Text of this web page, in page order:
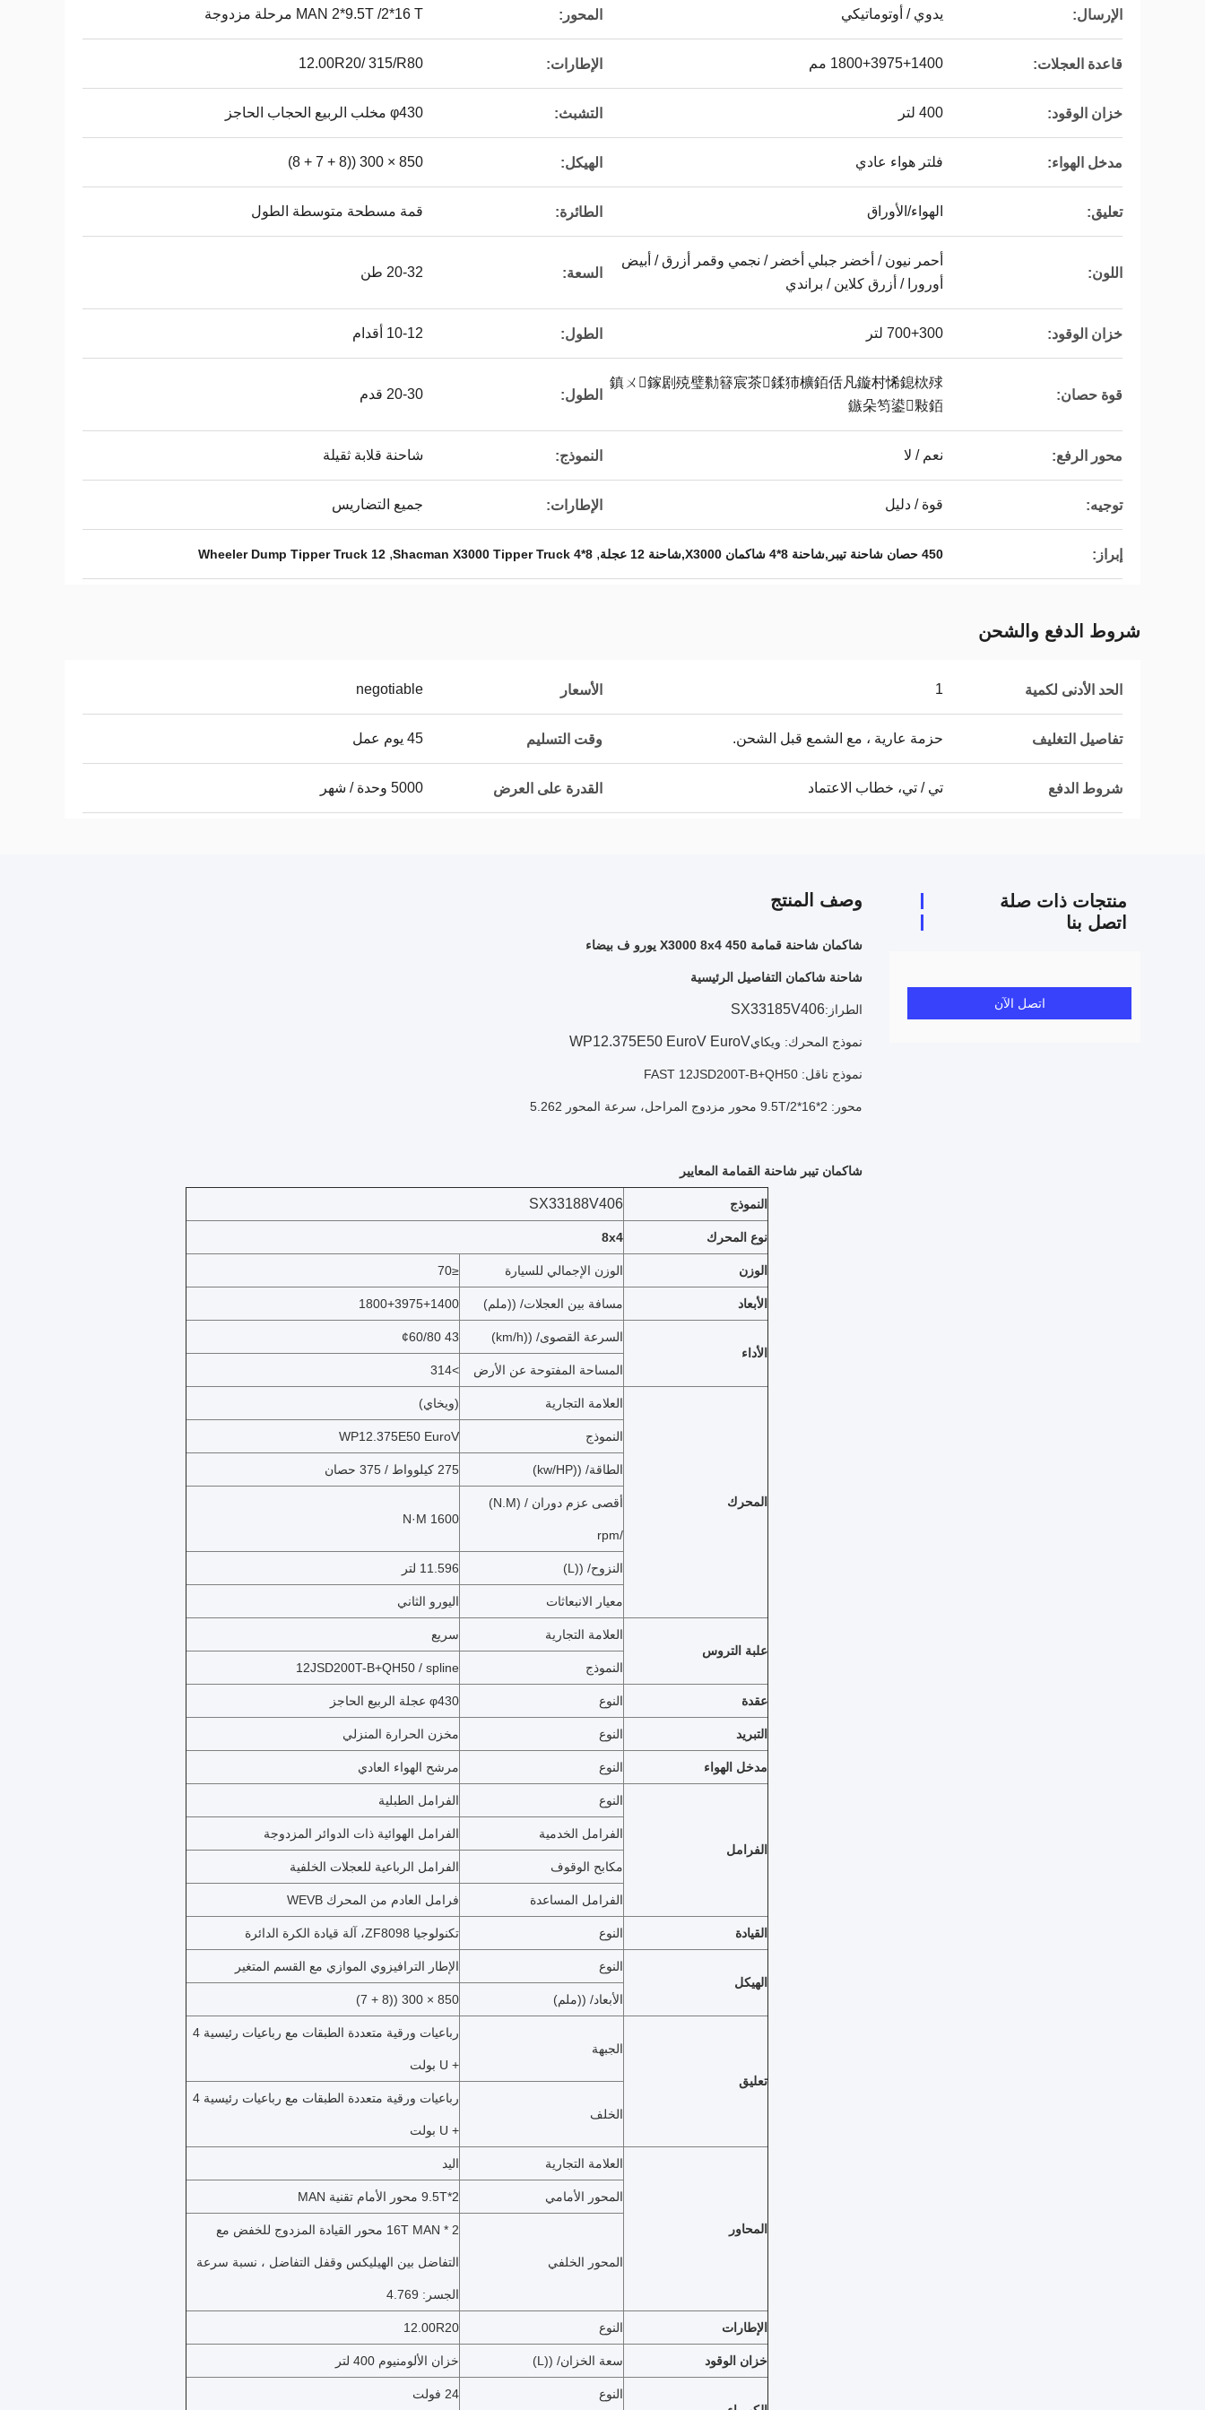
الإرسال: يدوي / أوتوماتيكي المحور: MAN 2*9.5T /2*16 T مرحلة مزدوجة
قاعدة العجلات: 1800+3975+1400 مم الإطارات: 12.00R20/ 315/R80
خزان الوقود: 400 لتر التشبث: φ430 مخلب الربيع الحجاب الحاجز
مدخل الهواء: فلتر هواء عادي الهيكل: 850 × 300 ((8 + 7 + 8)
تعليق: الهواء/الأوراق الطائرة: قمة مسطحة متوسطة الطول
اللون:
أحمر نيون / أخضر جبلي أخضر / نجمي وقمر أزرق / أبيض
أورورا / أزرق كلاين / براندي
السعة: 20-32 طن
خزان الوقود: 700+300 لتر الطول: 10-12 أقدام
قوة حصان:
鎮ㄨ鎵剧殑璧勬簮宸茶鍒犻櫎銆佸凡鏇村悕鎴栨殏
鏃朵笉鍙敤銆
الطول: 20-30 قدم
محور الرفع: نعم / لا النموذج: شاحنة قلابة ثقيلة
توجيه: قوة / دليل الإطارات: جميع التضاريس
إبراز: 450 حصان شاحنة تيبر,شاحنة 8*4 شاكمان X3000,شاحنة 12 عجلة ,
8*4 Shacman X3000 Tipper Truck
,
12 Wheeler Dump Tipper Truck
شروط الدفع والشحن
الحد الأدنى لكمية 1 الأسعار negotiable
تفاصيل التغليف حزمة عارية ، مع الشمع قبل الشحن. وقت التسليم 45 يوم عمل
شروط الدفع تي / تي، خطاب الاعتماد القدرة على العرض 5000 وحدة / شهر
منتجات ذات صلة
اتصل بنا
اتصل الآن
وصف المنتج
شاكمان شاحنة قمامة X3000 8x4 450 يورو ف بيضاء
شاحنة شاكمان التفاصيل الرئيسية
الطراز:SX33185V406
نموذج المحرك: ويكايWP12.375E50 EuroV EuroV
نموذج ناقل: FAST 12JSD200T-B+QH50
محور: 2*9.5T/2*16 محور مزدوج المراحل، سرعة المحور 5.262
شاكمان تيبر شاحنة القمامة المعايير
النموذج SX33188V406
نوع المحرك 8x4
الوزن الوزن الإجمالي للسيارة ≤70
الأبعاد مسافة بين العجلات/ ((ملم) 1800+3975+1400
الأداء
السرعة القصوى/ ((km/h) 43 ¢60/80
المساحة المفتوحة عن الأرض >314
المحرك
العلامة التجارية (ويخاي)
النموذج WP12.375E50 EuroV
الطاقة/ ((kw/HP) 275 كيلوواط / 375 حصان
أقصى عزم دوران / (N.M)
/rpm
1600 N·M
النزوح/ ((L) 11.596 لتر
معيار الانبعاثات اليورو الثاني
علبة التروس
العلامة التجارية سريع
النموذج 12JSD200T-B+QH50 / spline
عقدة النوع φ430 عجلة الربيع الحاجز
التبريد النوع مخزن الحرارة المنزلي
مدخل الهواء النوع مرشح الهواء العادي
الفرامل
النوع الفرامل الطبلية
الفرامل الخدمية الفرامل الهوائية ذات الدوائر المزدوجة
مكابح الوقوف الفرامل الرباعية للعجلات الخلفية
الفرامل المساعدة فرامل العادم من المحرك WEVB
القيادة النوع تكنولوجيا ZF8098، آلة قيادة الكرة الدائرة
الهيكل
النوع الإطار الترافيزوي الموازي مع القسم المتغير
الأبعاد/ ((ملم) 850 × 300 ((8 + 7)
تعليق
الجبهة
رباعيات ورقية متعددة الطبقات مع رباعيات رئيسية 4
+ U بولت
الخلف
رباعيات ورقية متعددة الطبقات مع رباعيات رئيسية 4
+ U بولت
المحاور
العلامة التجارية اليد
المحور الأمامي 2*9.5T محور الأمام تقنية MAN
المحور الخلفي
2 * 16T MAN محور القيادة المزدوج للخفض مع
التفاضل بين الهيليكس وقفل التفاضل ، نسبة سرعة
الجسر: 4.769
الإطارات النوع 12.00R20
خزان الوقود سعة الخزان/ ((L) خزان الألومنيوم 400 لتر
النوع 24 فولت